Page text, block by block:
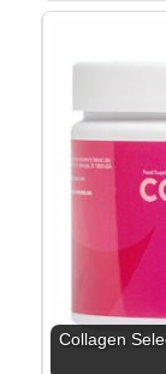
Collagen